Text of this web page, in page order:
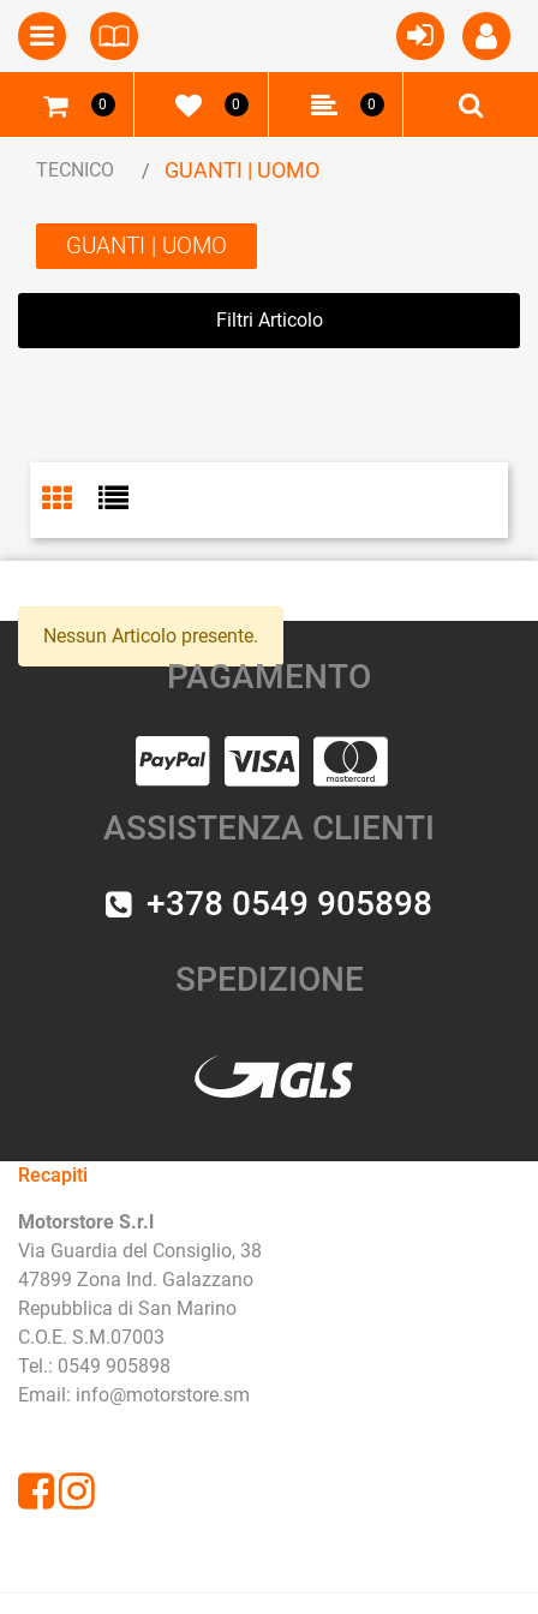
Open Open menu
0 0 0
TECNICO GUANTI | UOMO
GUANTI | UOMO
Filtri Articolo
Nessun Articolo presente.
PAGAMENTO
ASSISTENZA CLIENTI
+378 0549 905898
SPEDIZIONE
Recapiti
Motorstore S.r.l
Via Guardia del Consiglio, 38
47899 Zona Ind. Galazzano
Repubblica di San Marino
C.O.E. S.M.07003
Tel.: 0549 905898
Email: info@motorstore.sm
FacebookInstagram